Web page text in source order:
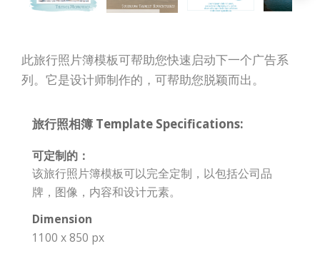
此旅行照片簿模板可帮助您快速启动下一个广告系
列。它是设计师制作的，可帮助您脱颖而出。
旅行照相簿 Template Specifications:
可定制的：
该旅行照片簿模板可以完全定制，以包括公司品
牌，图像，内容和设计元素。
Dimension
1100 x 850 px